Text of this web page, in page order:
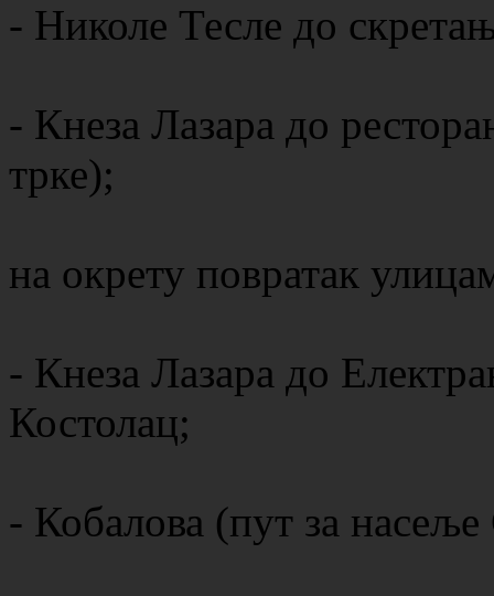
- Николе Тесле до
- Кнеза Лазара до
трке);
на окрету повратак
- Кнеза Лазара до
Костолац;
- Кобалова (пут за